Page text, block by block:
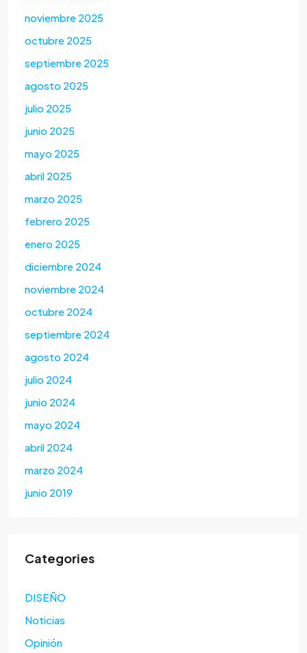
noviembre 2025
octubre 2025
septiembre 2025
agosto 2025
julio 2025
junio 2025
mayo 2025
abril 2025
marzo 2025
febrero 2025
enero 2025
diciembre 2024
noviembre 2024
octubre 2024
septiembre 2024
agosto 2024
julio 2024
junio 2024
mayo 2024
abril 2024
marzo 2024
junio 2019
Categories
DISEÑO
Noticias
Opinión